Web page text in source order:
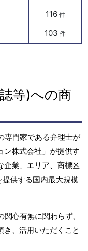
116 件
103 件
等)への商
専門家である弁理士が
ン株式会社」が提供す
企業、エリア、商標区
供する国内最大規模
心有無に関わらず、
、活用いただくこと